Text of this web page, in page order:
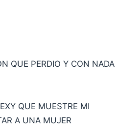
QUE PERDIO Y CON NADA
QUE MUESTRE MI
A UNA MUJER